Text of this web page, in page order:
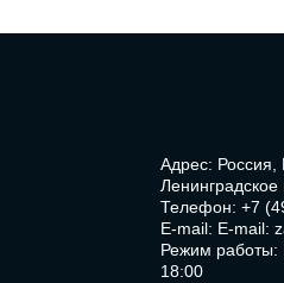
Адрес: Россия,
Телефон: +7
E-mail: E-mail:
Режим работы:
18:00